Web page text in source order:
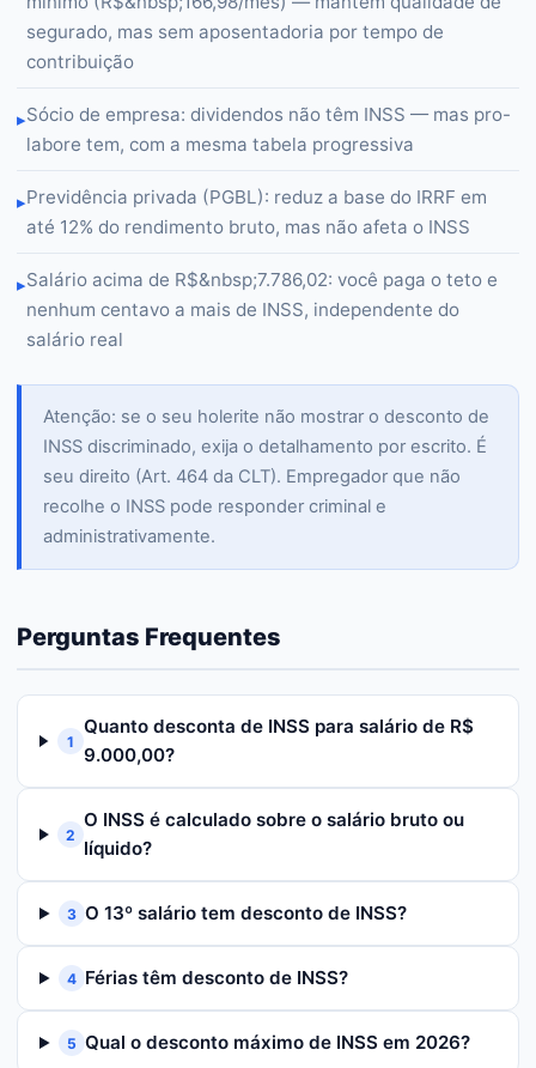
segurado, mas sem aposentadoria por tempo de
contribuição
▸Sócio de empresa: dividendos não têm INSS — mas pro-
labore tem, com a mesma tabela progressiva
▸Previdência privada (PGBL): reduz a base do IRRF em
até 12% do rendimento bruto, mas não afeta o INSS
▸Salário acima de R$&nbsp;7.786,02: você paga o teto e
nenhum centavo a mais de INSS, independente do
salário real
Atenção: se o seu holerite não mostrar o desconto de
INSS discriminado, exija o detalhamento por escrito. É
seu direito (Art. 464 da CLT). Empregador que não
recolhe o INSS pode responder criminal e
administrativamente.
Perguntas Frequentes
1
Quanto desconta de INSS para salário de R$
9.000,00?
2
O INSS é calculado sobre o salário bruto ou
líquido?
3 O 13º salário tem desconto de INSS?
4 Férias têm desconto de INSS?
5 Qual o desconto máximo de INSS em 2026?